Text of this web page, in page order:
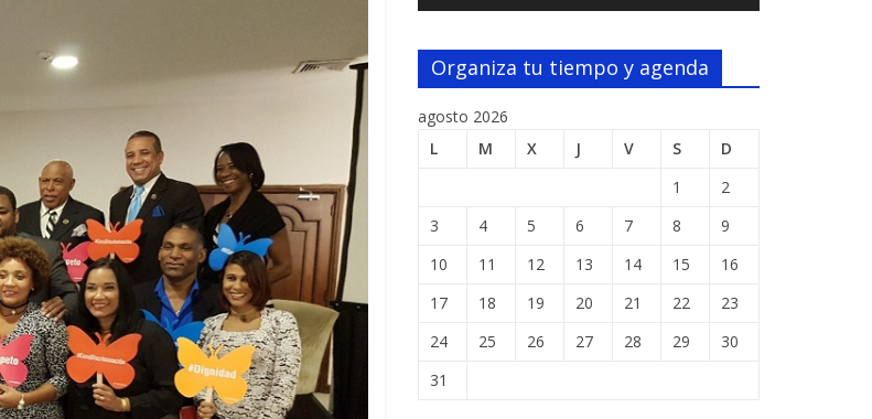
Organiza tu tiempo y agenda
agosto 2026
L
M X J V S
D
1
2
3
4 5 6 7 8
9
10
11 12 13 14 15
16
17
18 19 20 21 22
23
24
25 26 27 28 29
30
31